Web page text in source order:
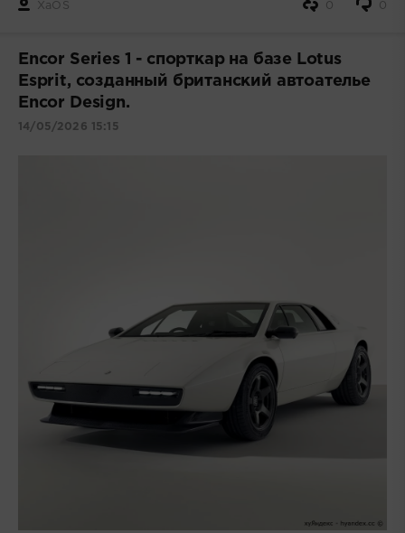
XaOS 0
0
Encor Series 1 - спорткар на базе Lotus
Esprit, созданный британский автоателье
Encor Design.
14/05/2026 15:15